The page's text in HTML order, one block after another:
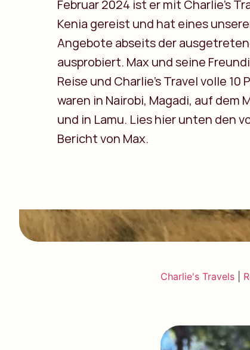
Februar 2024 ist er mit Charlie’s
Kenia gereist und hat eines
Angebote abseits der
ausprobiert. Max und seine
Reise und Charlie’s Travel volle 10
waren in Nairobi, Magadi, auf dem
und in Lamu. Lies hier unten den
Bericht von Max.
Charlie's Travels|